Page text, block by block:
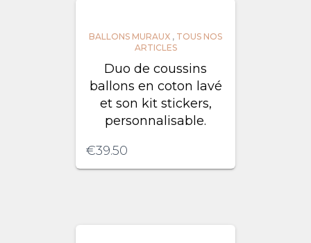
BALLONS MURAUX , TOUS NOS
ARTICLES
Duo de coussins
ballons en coton lavé
et son kit stickers,
personnalisable.
€39.50